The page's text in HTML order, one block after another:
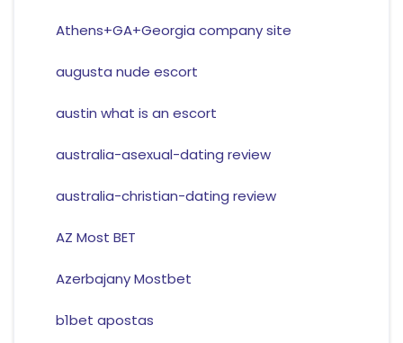
Athens+GA+Georgia company site
augusta nude escort
austin what is an escort
australia-asexual-dating review
australia-christian-dating review
AZ Most BET
Azerbajany Mostbet
b1bet apostas